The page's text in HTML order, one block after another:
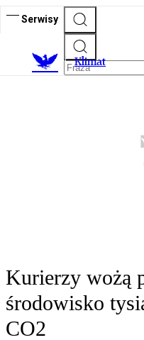
Serwisy
Klimat
Kurierzy wożą
środowisko
CO2